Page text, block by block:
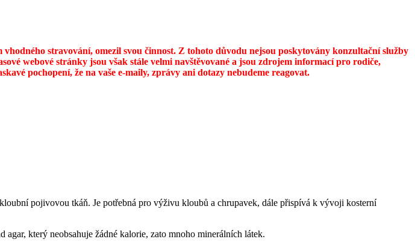
stravování, omezil svou činnost. Z tohoto důvodu nejsou poskytovány konzultační služby
webové stránky jsou však stále velmi navštěvované a jsou zdrojem informací pro rodiče,
pochopení, že na vaše e-maily, zprávy ani dotazy nebudeme reagovat.
pojivovou tkáň. Je potřebná pro výživu kloubů a chrupavek, dále přispívá k vývoji kosterní
který neobsahuje žádné kalorie, zato mnoho minerálních látek.